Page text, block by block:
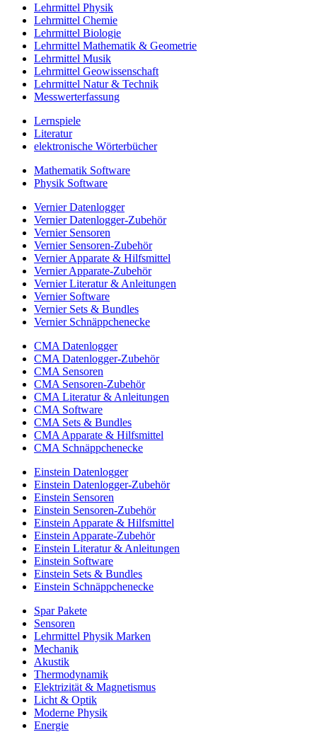
Lehrmittel Physik
Lehrmittel Chemie
Lehrmittel Biologie
Lehrmittel Mathematik & Geometrie
Lehrmittel Musik
Lehrmittel Geowissenschaft
Lehrmittel Natur & Technik
Messwerterfassung
Lernspiele
Literatur
elektronische Wörterbücher
Mathematik Software
Physik Software
Vernier Datenlogger
Vernier Datenlogger-Zubehör
Vernier Sensoren
Vernier Sensoren-Zubehör
Vernier Apparate & Hilfsmittel
Vernier Apparate-Zubehör
Vernier Literatur & Anleitungen
Vernier Software
Vernier Sets & Bundles
Vernier Schnäppchenecke
CMA Datenlogger
CMA Datenlogger-Zubehör
CMA Sensoren
CMA Sensoren-Zubehör
CMA Literatur & Anleitungen
CMA Software
CMA Sets & Bundles
CMA Apparate & Hilfsmittel
CMA Schnäppchenecke
Einstein Datenlogger
Einstein Datenlogger-Zubehör
Einstein Sensoren
Einstein Sensoren-Zubehör
Einstein Apparate & Hilfsmittel
Einstein Apparate-Zubehör
Einstein Literatur & Anleitungen
Einstein Software
Einstein Sets & Bundles
Einstein Schnäppchenecke
Spar Pakete
Sensoren
Lehrmittel Physik Marken
Mechanik
Akustik
Thermodynamik
Elektrizität & Magnetismus
Licht & Optik
Moderne Physik
Energie